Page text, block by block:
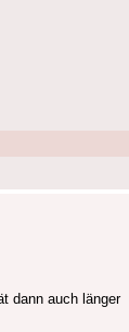
dann auch länger